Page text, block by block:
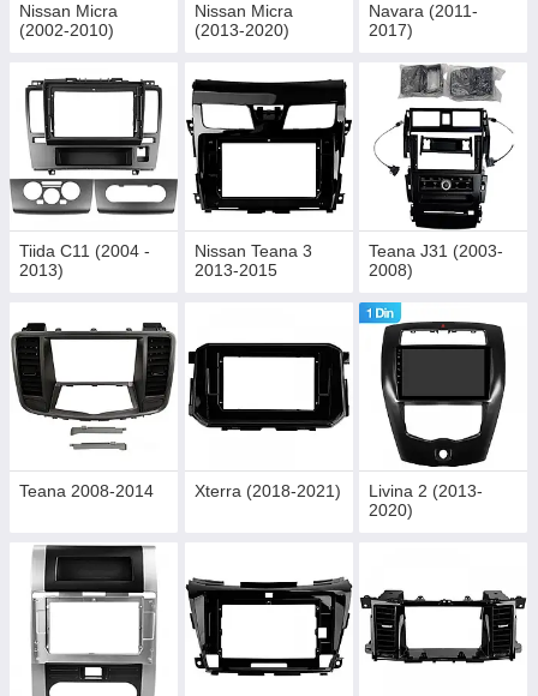
Nissan Micra
(2002-2010)
Nissan Micra
(2013-2020)
Navara (2011-
2017)
Tiida C11 (2004 -
2013)
Nissan Teana 3
2013-2015
Teana J31 (2003-
2008)
Teana 2008-2014 Xterra (2018-2021)
Livina 2 (2013-
2020)